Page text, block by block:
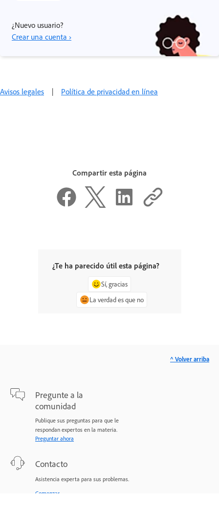
¿Nuevo usuario?
Crear una cuenta ›
Avisos legales | Política de privacidad en línea
Compartir esta página
¿Te ha parecido útil esta página?
Sí, gracias
La verdad es que no
Pregunte a la
comunidad
Publique sus preguntas para que le
respondan expertos en la materia.
Preguntar ahora
Contacto
Asistencia experta para sus problemas.
Comenzar
^ Volver arriba